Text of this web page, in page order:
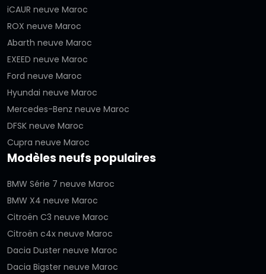
iCAUR neuve Maroc
ROX neuve Maroc
Abarth neuve Maroc
EXEED neuve Maroc
Ford neuve Maroc
Hyundai neuve Maroc
Mercedes-Benz neuve Maroc
DFSK neuve Maroc
Cupra neuve Maroc
Modèles neufs populaires
BMW Série 7 neuve Maroc
BMW X4 neuve Maroc
Citroën C3 neuve Maroc
Citroën c4x neuve Maroc
Dacia Duster neuve Maroc
Dacia Bigster neuve Maroc